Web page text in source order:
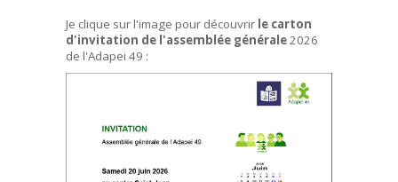
Je clique sur l'image pour découvrir le carton
d'invitation de l'assemblée générale2026
de l'Adapei 49 :